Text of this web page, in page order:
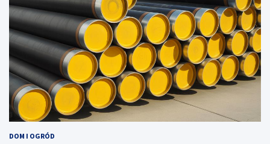
DOM I OGRÓD